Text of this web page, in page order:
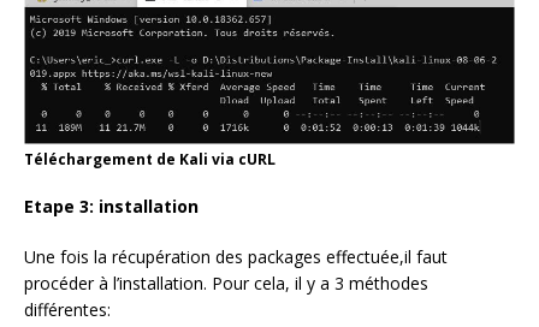
Téléchargement de Kali via cURL
Etape 3: installation
Une fois la récupération des packages effectuée,il faut
procéder à l’installation. Pour cela, il y a 3 méthodes
différentes: